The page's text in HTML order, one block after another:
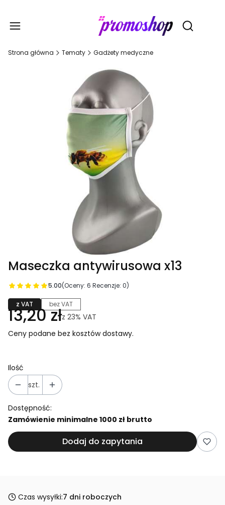
Otwórz
Strona główna Tematy Gadżety medyczne
Maseczka antywirusowa x13
5.00(Oceny: 6 Recenzje: 0)
z VAT bez VAT
13,20 złz 23% VAT
Ceny podane bez kosztów dostawy.
Ilość
szt.
Dostępność:
Zamówienie minimalne 1000 zł brutto
Dodaj do zapytania
Czas wysyłki:7 dni roboczych